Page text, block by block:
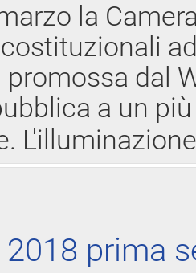
la
promossa dal
a un
prima